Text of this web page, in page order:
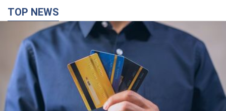
TOP NEWS